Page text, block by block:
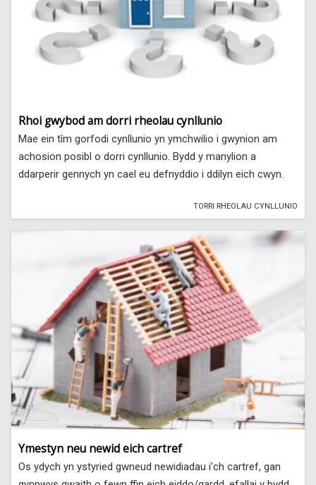
Rhoi gwybod am dorri rheolau cynllunio
Mae ein tîm gorfodi cynllunio yn ymchwilio i gwynion am
achosion posibl o dorri cynllunio. Bydd y manylion a
ddarperir gennych yn cael eu defnyddio i ddilyn eich cwyn.
TORRI RHEOLAU CYNLLUNIO
Ymestyn neu newid eich cartref
Os ydych yn ystyried gwneud newidiadau i'ch cartref, gan